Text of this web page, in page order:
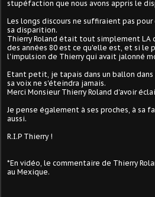
stupéfaction que nous avons appris le
Les longs discours ne suffiraient pas
sa disparition.
Thierry Roland était tout simplement
des années 80 est ce qu'elle est, et si le
l'impulsion de Thierry qui avait jalonné
Etant petit, je tapais dans un ballon dans
sa voix ne s'éteindra jamais.
Merci Monsieur Thierry Roland d'avoir
Je pense également à ses proches, à
aussi.
R.I.P Thierry !
*En vidéo, le commentaire de Thierry
au Mexique.